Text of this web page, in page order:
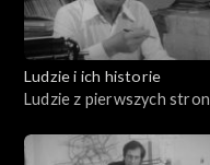
Ludzie i ich historie
Ludzie z pierwszych stron